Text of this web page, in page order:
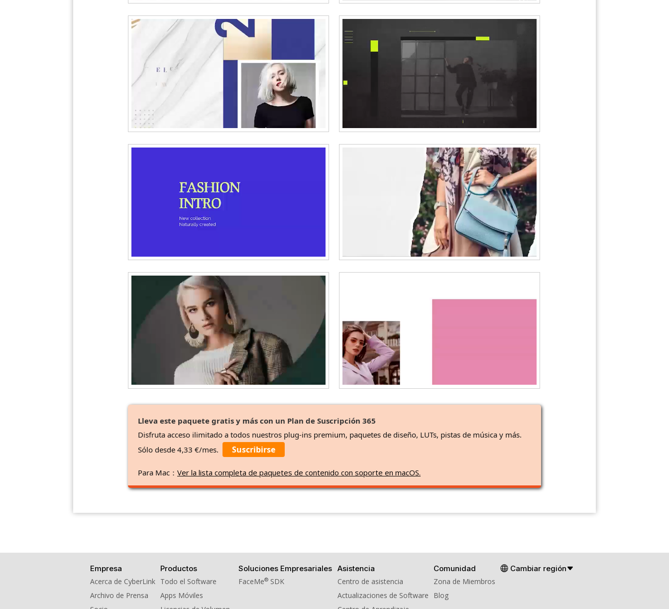
Lleva este paquete gratis y más con un Plan de Suscripción 365
Disfruta acceso ilimitado a todos nuestros plug-ins premium, paquetes de diseño, LUTs, pistas de música y más.
Sólo desde 4,33 €/mes.
Suscribirse
Para Mac： Ver la lista completa de paquetes de contenido con soporte en macOS.
Empresa
Acerca de CyberLink
Archivo de Prensa
Productos
Todo el Software
Apps Móviles
Soluciones Empresariales
FaceMe® SDK
Asistencia
Centro de asistencia
Actualizaciones de Software
Comunidad
Zona de Miembros
Blog
Cambiar región